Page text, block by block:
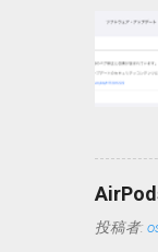
うよう
バージ
一つず
目的と
ール本
定して
応じて
投稿者: